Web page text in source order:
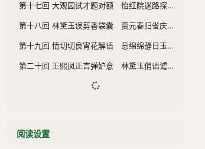
第十七回 大观园试才题对额 怡红院迷路探曲折
第十八回 林黛玉误剪香袋囊 贾元春归省庆元宵
第十九回 情切切良宵花解语 意绵绵静日玉生香
第二十回 王熙凤正言弹妒意 林黛玉俏语谑娇音
阅读设置